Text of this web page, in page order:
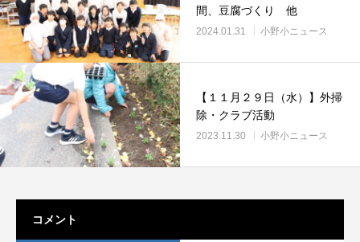
間、豆腐づくり 他
2024.01.31 小野小ニュース
【１１月２９日（水）】外掃
除・クラブ活動
2023.11.30 小野小ニュース
コメント